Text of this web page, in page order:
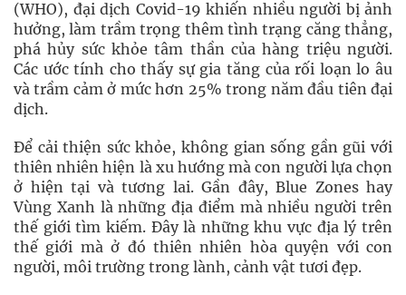
(WHO), đại dịch Covid-19 khiến nhiều người bị ảnh
hưởng, làm trầm trọng thêm tình trạng căng thẳng,
phá hủy sức khỏe tâm thần của hàng triệu người.
Các ước tính cho thấy sự gia tăng của rối loạn lo âu
và trầm cảm ở mức hơn 25% trong năm đầu tiên đại
dịch.
Để cải thiện sức khỏe, không gian sống gần gũi với
thiên nhiên hiện là xu hướng mà con người lựa chọn
ở hiện tại và tương lai. Gần đây, Blue Zones hay
Vùng Xanh là những địa điểm mà nhiều người trên
thế giới tìm kiếm. Đây là những khu vực địa lý trên
thế giới mà ở đó thiên nhiên hòa quyện với con
người, môi trường trong lành, cảnh vật tươi đẹp.